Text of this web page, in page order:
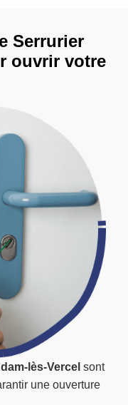
lès-Vercel sont
une ouverture
Serrurier
ouvrir votre